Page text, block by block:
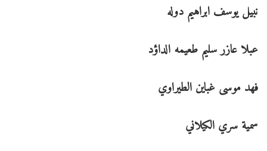
نبيل يوسف ابراهيم دوله
عبلا عازر سليم طعيمه الداؤد
فهد موسى غباين الطيراوي
سمية سري الكيلاني